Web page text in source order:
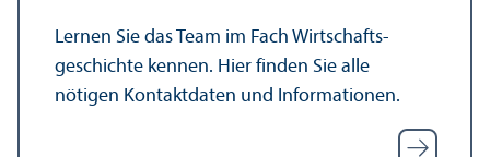
Lernen Sie das Team im Fach Wirtschafts­
geschichte kennen. Hier finden Sie alle
nötigen Kontaktdaten und Informationen.